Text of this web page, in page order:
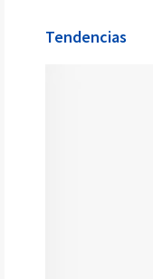
Tendencias